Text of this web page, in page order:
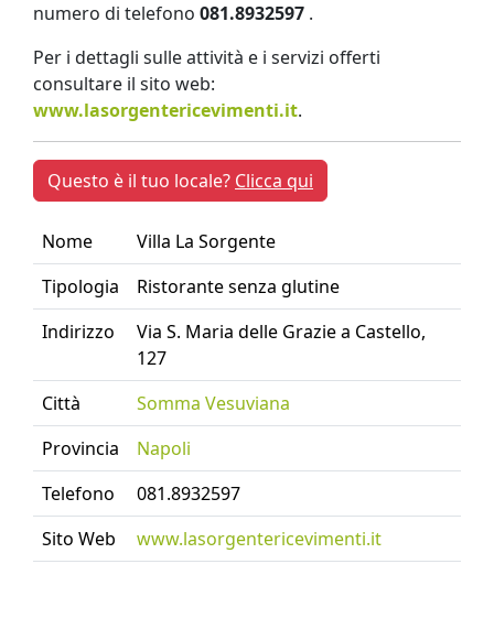
numero di telefono 081.8932597 .
Per i dettagli sulle attività e i servizi offerti
consultare il sito web:
www.lasorgentericevimenti.it.
Questo è il tuo locale? Clicca qui
Nome
Villa La Sorgente
Tipologia
Ristorante senza glutine
Indirizzo
Via S. Maria delle Grazie a Castello,
127
Città
Somma Vesuviana
Provincia
Napoli
Telefono
081.8932597
Sito Web
www.lasorgentericevimenti.it